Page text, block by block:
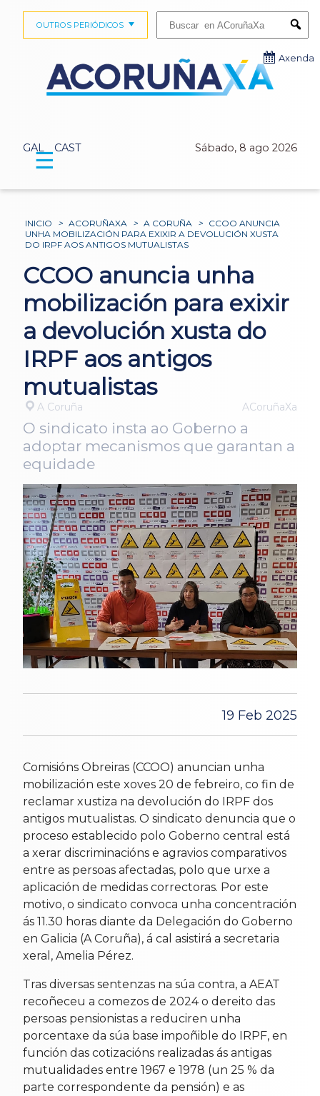
GAL CAST Sábado, 8 ago 2026
OUTROS PERIÓDICOS
Axenda
☰
INICIO > ACORUÑAXA > A CORUÑA > CCOO ANUNCIA
UNHA MOBILIZACIÓN PARA EXIXIR A DEVOLUCIÓN XUSTA
DO IRPF AOS ANTIGOS MUTUALISTAS
CCOO anuncia unha
mobilización para exixir
a devolución xusta do
IRPF aos antigos
mutualistas
A Coruña ACoruñaXa
O sindicato insta ao Goberno a
adoptar mecanismos que garantan a
equidade
19 Feb 2025
Comisións Obreiras (CCOO) anuncian unha
mobilización este xoves 20 de febreiro, co fin de
reclamar xustiza na devolución do IRPF dos
antigos mutualistas. O sindicato denuncia que o
proceso establecido polo Goberno central está
a xerar discriminacións e agravios comparativos
entre as persoas afectadas, polo que urxe a
aplicación de medidas correctoras. Por este
motivo, o sindicato convoca unha concentración
ás 11.30 horas diante da Delegación do Goberno
en Galicia (A Coruña), á cal asistirá a secretaria
xeral, Amelia Pérez.
Tras diversas sentenzas na súa contra, a AEAT
recoñeceu a comezos de 2024 o dereito das
persoas pensionistas a reduciren unha
porcentaxe da súa base impoñible do IRPF, en
función das cotizacións realizadas ás antigas
mutualidades entre 1967 e 1978 (un 25 % da
parte correspondente da pensión) e as